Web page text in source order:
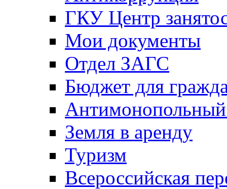
ГКУ Центр
Мои документы
Отдел ЗАГС
Бюджет для
Антимонопольный
Земля в аренду
Туризм
Всероссийская